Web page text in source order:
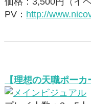
PV： http://
【理想の天職ポーカ